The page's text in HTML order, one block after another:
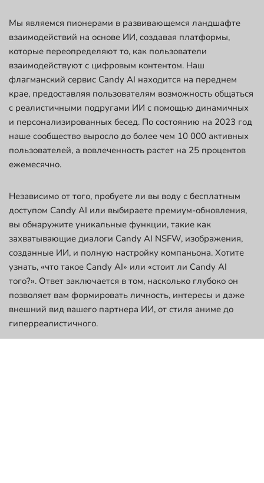
Мы являемся пионерами в развивающемся ландшафте
взаимодействий на основе ИИ, создавая платформы,
которые переопределяют то, как пользователи
взаимодействуют с цифровым контентом. Наш
флагманский сервис Candy AI находится на переднем
крае, предоставляя пользователям возможность общаться
с реалистичными подругами ИИ с помощью динамичных
и персонализированных бесед. По состоянию на 2023 год
наше сообщество выросло до более чем 10 000 активных
пользователей, а вовлеченность растет на 25 процентов
ежемесячно.
Независимо от того, пробуете ли вы воду с бесплатным
доступом Candy AI или выбираете премиум-обновления,
вы обнаружите уникальные функции, такие как
захватывающие диалоги Candy AI NSFW, изображения,
созданные ИИ, и полную настройку компаньона. Хотите
узнать, «что такое Candy AI» или «стоит ли Candy AI
того?». Ответ заключается в том, насколько глубоко он
позволяет вам формировать личность, интересы и даже
внешний вид вашего партнера ИИ, от стиля аниме до
гиперреалистичного.